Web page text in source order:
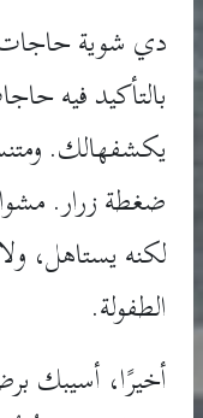
دي شوية
بالتأكيد فيه
يكشفهالك.
ضغطة زرار.
لكنه يستاهل،
الطفولة.
أخيرًا، أسيبك